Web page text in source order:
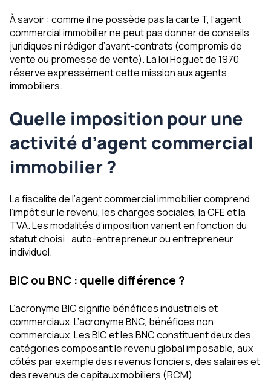
À savoir : comme il ne possède pas la carte T, l’agent
commercial immobilier ne peut pas donner de conseils
juridiques ni rédiger d’avant-contrats (compromis de
vente ou promesse de vente). La loi Hoguet de 1970
réserve expressément cette mission aux agents
immobiliers.
Quelle imposition pour une
activité d’agent commercial
immobilier ?
La fiscalité de l’agent commercial immobilier comprend
l’impôt sur le revenu, les charges sociales, la CFE et la
TVA. Les modalités d’imposition varient en fonction du
statut choisi : auto-entrepreneur ou entrepreneur
individuel.
BIC ou BNC : quelle différence ?
L’acronyme BIC signifie bénéfices industriels et
commerciaux. L’acronyme BNC, bénéfices non
commerciaux. Les BIC et les BNC constituent deux des
catégories composant le revenu global imposable, aux
côtés par exemple des revenus fonciers, des salaires et
des revenus de capitaux mobiliers (RCM).